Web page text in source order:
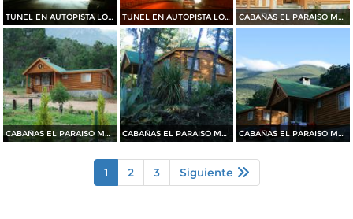
TUNEL EN AUTOPISTA LOS CHORROS TUNEL EN AUTOPISTA LOS CHORROS CABAÑAS EL PARAISO MAGISTERIAL
CABAÑAS EL PARAISO MAGISTERIAL CABAÑAS EL PARAISO MAGISTERIAL CABAÑAS EL PARAISO MAGISTERIAL
1 2 3 Siguiente